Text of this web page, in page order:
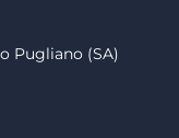
Pugliano (SA)